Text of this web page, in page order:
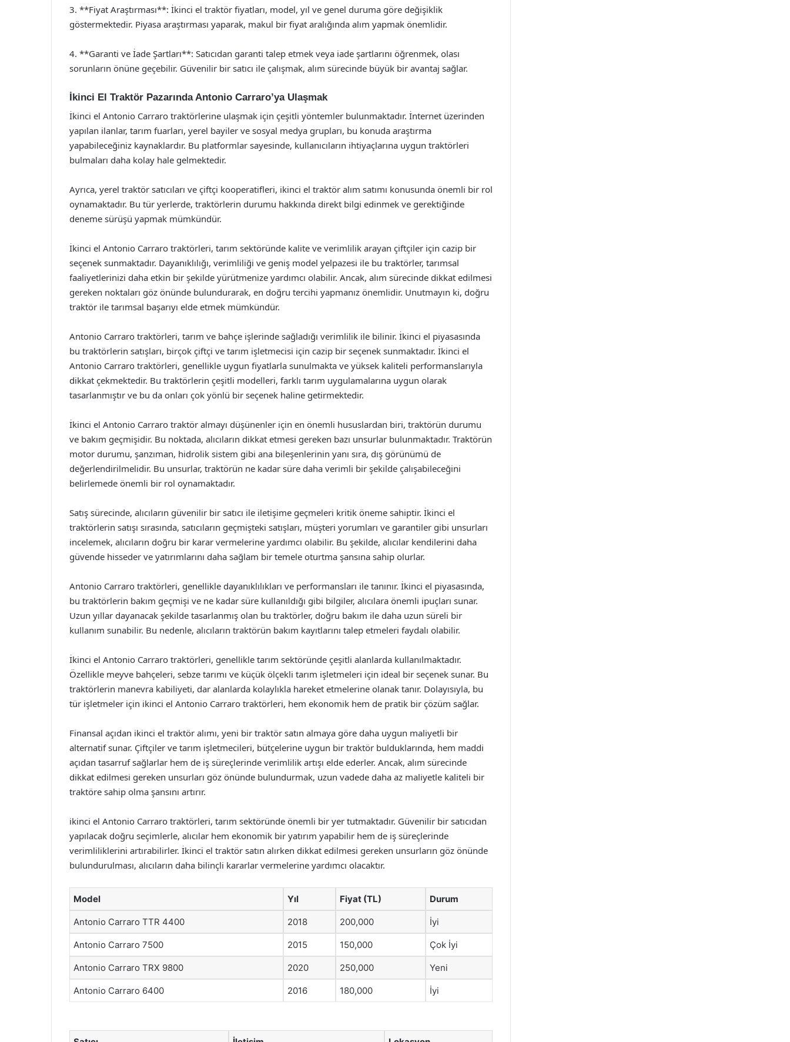
3. **Fiyat Araştırması**: İkinci el traktör fiyatları, model, yıl ve genel duruma göre değişiklik
göstermektedir. Piyasa araştırması yaparak, makul bir fiyat aralığında alım yapmak önemlidir.
4. **Garanti ve İade Şartları**: Satıcıdan garanti talep etmek veya iade şartlarını öğrenmek, olası
sorunların önüne geçebilir. Güvenilir bir satıcı ile çalışmak, alım sürecinde büyük bir avantaj sağlar.
İkinci El Traktör Pazarında Antonio Carraro’ya Ulaşmak
İkinci el Antonio Carraro traktörlerine ulaşmak için çeşitli yöntemler bulunmaktadır. İnternet üzerinden
yapılan ilanlar, tarım fuarları, yerel bayiler ve sosyal medya grupları, bu konuda araştırma
yapabileceğiniz kaynaklardır. Bu platformlar sayesinde, kullanıcıların ihtiyaçlarına uygun traktörleri
bulmaları daha kolay hale gelmektedir.
Ayrıca, yerel traktör satıcıları ve çiftçi kooperatifleri, ikinci el traktör alım satımı konusunda önemli bir rol
oynamaktadır. Bu tür yerlerde, traktörlerin durumu hakkında direkt bilgi edinmek ve gerektiğinde
deneme sürüşü yapmak mümkündür.
İkinci el Antonio Carraro traktörleri, tarım sektöründe kalite ve verimlilik arayan çiftçiler için cazip bir
seçenek sunmaktadır. Dayanıklılığı, verimliliği ve geniş model yelpazesi ile bu traktörler, tarımsal
faaliyetlerinizi daha etkin bir şekilde yürütmenize yardımcı olabilir. Ancak, alım sürecinde dikkat edilmesi
gereken noktaları göz önünde bulundurarak, en doğru tercihi yapmanız önemlidir. Unutmayın ki, doğru
traktör ile tarımsal başarıyı elde etmek mümkündür.
Antonio Carraro traktörleri, tarım ve bahçe işlerinde sağladığı verimlilik ile bilinir. İkinci el piyasasında
bu traktörlerin satışları, birçok çiftçi ve tarım işletmecisi için cazip bir seçenek sunmaktadır. İkinci el
Antonio Carraro traktörleri, genellikle uygun fiyatlarla sunulmakta ve yüksek kaliteli performanslarıyla
dikkat çekmektedir. Bu traktörlerin çeşitli modelleri, farklı tarım uygulamalarına uygun olarak
tasarlanmıştır ve bu da onları çok yönlü bir seçenek haline getirmektedir.
İkinci el Antonio Carraro traktör almayı düşünenler için en önemli hususlardan biri, traktörün durumu
ve bakım geçmişidir. Bu noktada, alıcıların dikkat etmesi gereken bazı unsurlar bulunmaktadır. Traktörün
motor durumu, şanzıman, hidrolik sistem gibi ana bileşenlerinin yanı sıra, dış görünümü de
değerlendirilmelidir. Bu unsurlar, traktörün ne kadar süre daha verimli bir şekilde çalışabileceğini
belirlemede önemli bir rol oynamaktadır.
Satış sürecinde, alıcıların güvenilir bir satıcı ile iletişime geçmeleri kritik öneme sahiptir. İkinci el
traktörlerin satışı sırasında, satıcıların geçmişteki satışları, müşteri yorumları ve garantiler gibi unsurları
incelemek, alıcıların doğru bir karar vermelerine yardımcı olabilir. Bu şekilde, alıcılar kendilerini daha
güvende hisseder ve yatırımlarını daha sağlam bir temele oturtma şansına sahip olurlar.
Antonio Carraro traktörleri, genellikle dayanıklılıkları ve performansları ile tanınır. İkinci el piyasasında,
bu traktörlerin bakım geçmişi ve ne kadar süre kullanıldığı gibi bilgiler, alıcılara önemli ipuçları sunar.
Uzun yıllar dayanacak şekilde tasarlanmış olan bu traktörler, doğru bakım ile daha uzun süreli bir
kullanım sunabilir. Bu nedenle, alıcıların traktörün bakım kayıtlarını talep etmeleri faydalı olabilir.
İkinci el Antonio Carraro traktörleri, genellikle tarım sektöründe çeşitli alanlarda kullanılmaktadır.
Özellikle meyve bahçeleri, sebze tarımı ve küçük ölçekli tarım işletmeleri için ideal bir seçenek sunar. Bu
traktörlerin manevra kabiliyeti, dar alanlarda kolaylıkla hareket etmelerine olanak tanır. Dolayısıyla, bu
tür işletmeler için ikinci el Antonio Carraro traktörleri, hem ekonomik hem de pratik bir çözüm sağlar.
Finansal açıdan ikinci el traktör alımı, yeni bir traktör satın almaya göre daha uygun maliyetli bir
alternatif sunar. Çiftçiler ve tarım işletmecileri, bütçelerine uygun bir traktör bulduklarında, hem maddi
açıdan tasarruf sağlarlar hem de iş süreçlerinde verimlilik artışı elde ederler. Ancak, alım sürecinde
dikkat edilmesi gereken unsurları göz önünde bulundurmak, uzun vadede daha az maliyetle kaliteli bir
traktöre sahip olma şansını artırır.
ikinci el Antonio Carraro traktörleri, tarım sektöründe önemli bir yer tutmaktadır. Güvenilir bir satıcıdan
yapılacak doğru seçimlerle, alıcılar hem ekonomik bir yatırım yapabilir hem de iş süreçlerinde
verimliliklerini artırabilirler. İkinci el traktör satın alırken dikkat edilmesi gereken unsurların göz önünde
bulundurulması, alıcıların daha bilinçli kararlar vermelerine yardımcı olacaktır.
Model Yıl Fiyat (TL) Durum
Antonio Carraro TTR 4400 2018 200,000 İyi
Antonio Carraro 7500 2015 150,000 Çok İyi
Antonio Carraro TRX 9800 2020 250,000 Yeni
Antonio Carraro 6400 2016 180,000 İyi